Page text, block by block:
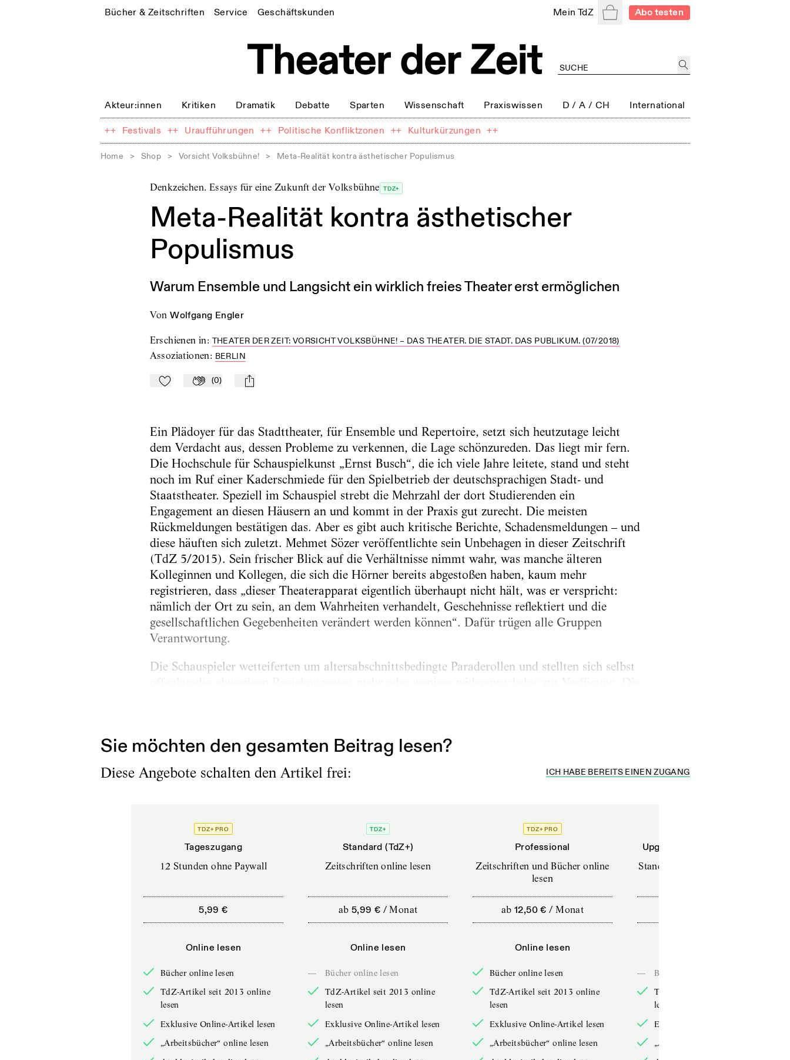
Bücher & Zeitschriften Service Geschäftskunden Mein TdZ WarenkorbAbo testen
Akteur:innen Kritiken Dramatik Debatte Sparten Wissenschaft Praxiswissen D / A / CH International
++ Festivals ++ Uraufführungen ++ Politische Konfliktzonen ++ Kulturkürzungen ++
Home > Shop > Vorsicht Volksbühne! > Meta-Realität kontra ästhetischer Populismus
Denkzeichen. Essays für eine Zukunft der Volksbühne TDZ+
Meta-Realität kontra ästhetischer
Populismus
Warum Ensemble und Langsicht ein wirklich freies Theater erst ermöglichen
von Wolfgang Engler
Erschienen in: THEATER DER ZEIT: VORSICHT VOLKSBÜHNE! – DAS THEATER. DIE STADT. DAS PUBLIKUM. (07/2018)
Assoziationen: BERLIN
Zu Mein-TdZ hinzufügen
Applaudieren
(0) mail
Ein Plädoyer für das Stadttheater, für Ensemble und Repertoire, setzt sich heutzutage leicht
dem Verdacht aus, dessen Probleme zu verkennen, die Lage schönzureden. Das liegt mir fern.
Die Hochschule für Schauspielkunst „Ernst Busch“, die ich viele Jahre leitete, stand und steht
noch im Ruf einer Kaderschmiede für den Spielbetrieb der deutschsprachigen Stadt- und
Staatstheater. Speziell im Schauspiel strebt die Mehrzahl der dort Studierenden ein
Engagement an diesen Häusern an und kommt in der Praxis gut zurecht. Die meisten
Rückmeldungen bestätigen das. Aber es gibt auch kritische Berichte, Schadensmeldungen – und
diese häuften sich zuletzt. Mehmet Sözer veröffentlichte sein Unbehagen in dieser Zeitschrift
(TdZ 5/2015). Sein frischer Blick auf die Verhältnisse nimmt wahr, was manche älteren
Kolleginnen und Kollegen, die sich die Hörner bereits abgestoßen haben, kaum mehr
registrieren, dass „dieser Theaterapparat eigentlich überhaupt nicht hält, was er verspricht:
nämlich der Ort zu sein, an dem Wahrheiten verhandelt, Geschehnisse reflektiert und die
gesellschaftlichen Gegebenheiten verändert werden können“. Dafür trügen alle Gruppen
Verantwortung.
Die Schauspieler wetteiferten um altersabschnittsbedingte Paraderollen und stellten sich selbst
Sie möchten den gesamten Beitrag lesen?
Diese Angebote schalten den Artikel frei: ICH HABE BEREITS EINEN ZUGANG
TDZ+ PRO
Tageszugang
12 Stunden ohne Paywall
5,99 €
Online lesen
Bücher online lesen
TdZ-Artikel seit 2013 online
lesen
Exklusive Online-Artikel lesen
„Arbeitsbücher“ online lesen
TDZ+
Standard (TdZ+)
Zeitschriften online lesen
ab 5,99 € /Monat
Online lesen
—
Bücher online lesen
TdZ-Artikel seit 2013 online
lesen
Exklusive Online-Artikel lesen
„Arbeitsbücher“ online lesen
TDZ+ PRO
Professional
Zeitschriften und Bücher online
lesen
ab 12,50 € /Monat
Online lesen
Bücher online lesen
TdZ-Artikel seit 2013 online
lesen
Exklusive Online-Artikel lesen
„Arbeitsbücher“ online lesen
Upgrade für Printabonnenten
Standard (TdZ+) – Zeitschriften
—
Bücher online lesen
TdZ-Artikel seit 2013 online
lesen
Exklusive Online-Artikel lesen
„Arbeitsbücher“ online lesen